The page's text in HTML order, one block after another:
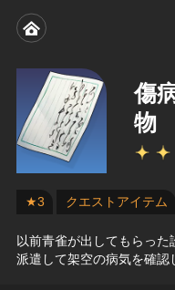
傷
物
★3 クエストアイテム
以前青雀が出してもらっ
派遣して架空の病気を確認